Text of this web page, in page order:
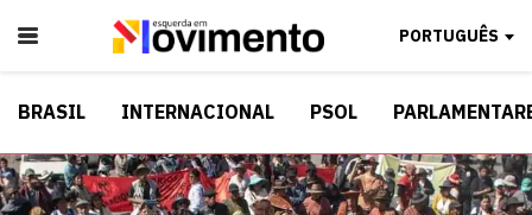
PORTUGUÊS
BRASIL INTERNACIONAL PSOL